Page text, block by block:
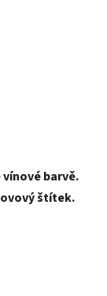
barvě.
štítek.